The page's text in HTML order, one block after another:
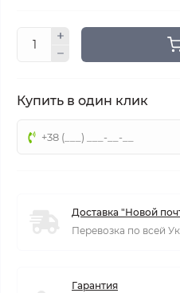
Купить в один клик
Доставка "Новой
Перевозка по всей
Гарантия